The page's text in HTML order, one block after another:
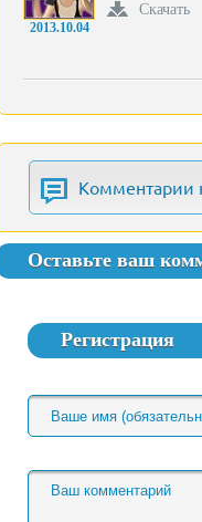
2013.10.04
Скачать
Комментарии
Оставьте ваш
Регистрация